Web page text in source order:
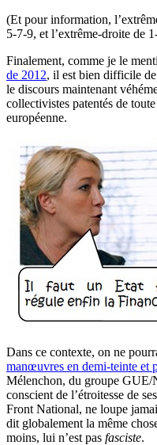
(Et pour information,
5-7-9, et l’extrême-droite de
Finalement, comme je le
de 2012, il est bien difficile
le discours maintenant
collectivistes patentés de
européenne.
Dans ce contexte, on ne
manœuvres en demi-teinte et
Mélenchon, du groupe GUE/
conscient de l’étroitesse de
Front National, ne loupe
dit globalement la même
moins, lui n’est pas fasciste.